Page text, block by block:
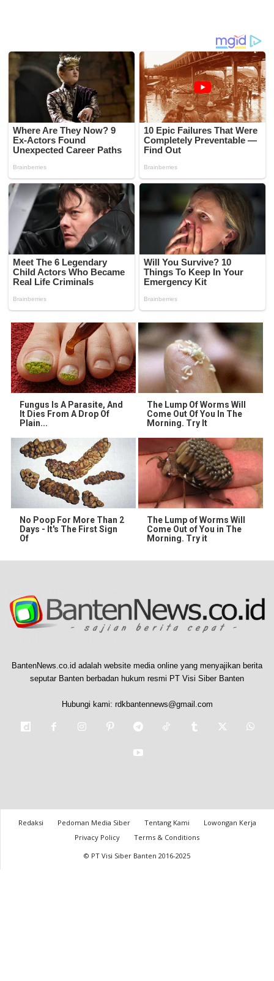
Fungus Is A Parasite, And
It Dies From A Drop Of
Plain...
The Lump Of Worms Will
Come Out Of You In The
Morning. Try It
No Poop For More Than 2
Days - It's The First Sign
Of
The Lump of Worms Will
Come Out of You in The
Morning. Try it
BantenNews.co.id adalah website media online yang menyajikan berita
seputar Banten berbadan hukum resmi PT Visi Siber Banten
Hubungi kami: rdkbantennews@gmail.com
Redaksi Pedoman Media Siber Tentang Kami
Lowongan Kerja
Privacy Policy
Terms & Conditions
© PT Visi Siber Banten 2016-2025